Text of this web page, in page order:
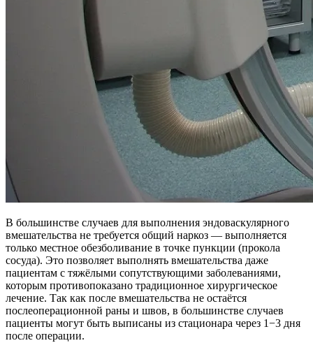
В большинстве случаев для выполнения эндоваскулярного
вмешательства не требуется общий наркоз — выполняется
только местное обезболивание в точке пункции (прокола
сосуда). Это позволяет выполнять вмешательства даже
пациентам с тяжёлыми сопутствующими заболеваниями,
которым противопоказано традиционное хирургическое
лечение. Так как после вмешательства не остаётся
послеоперационной раны и швов, в большинстве случаев
пациенты могут быть выписаны из стационара через 1−3 дня
после операции.